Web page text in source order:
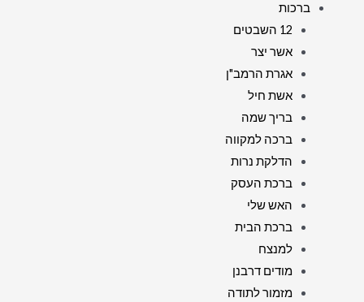
ברכות
12 השבטים
אשר יצר
אגרת הרמב"ן
אשת חיל
בריך שמה
ברכה למקווה
הדלקת נרות
ברכת העסק
האש שלי
ברכת הבית
למנצח
מודים דרבנן
מזמור לתודה